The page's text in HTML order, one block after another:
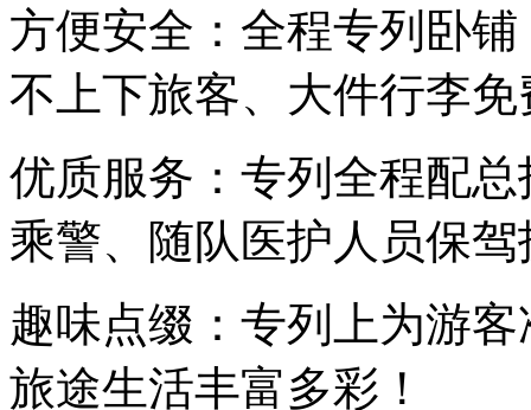
方便安全：全程专列卧
不上下旅客、大件行李
优质服务：专列全程配
乘警、随队医护人员保驾
趣味点缀：专列上为游
旅途生活丰富多彩！